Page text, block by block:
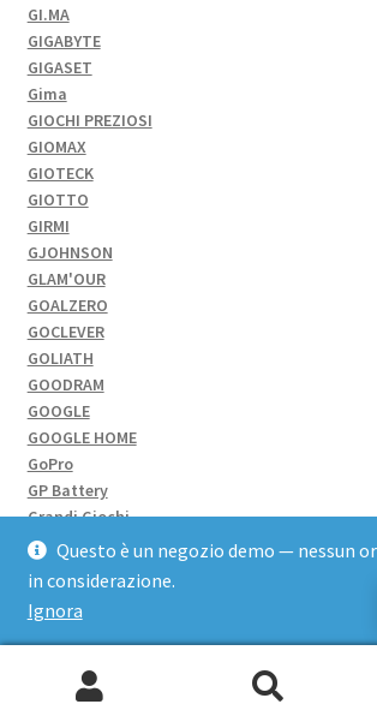
Questo è un negozio demo — nessun
in considerazione.
Ignora
GI.MA
GIGABYTE
GIGASET
Gima
GIOCHI PREZIOSI
GIOMAX
GIOTECK
GIOTTO
GIRMI
GJOHNSON
GLAM'OUR
GOALZERO
GOCLEVER
GOLIATH
GOODRAM
GOOGLE
GOOGLE HOME
GoPro
GP Battery
Grandi Giochi
Grandstream
Green Cell
Guglielmo
HAIER
HAMLET